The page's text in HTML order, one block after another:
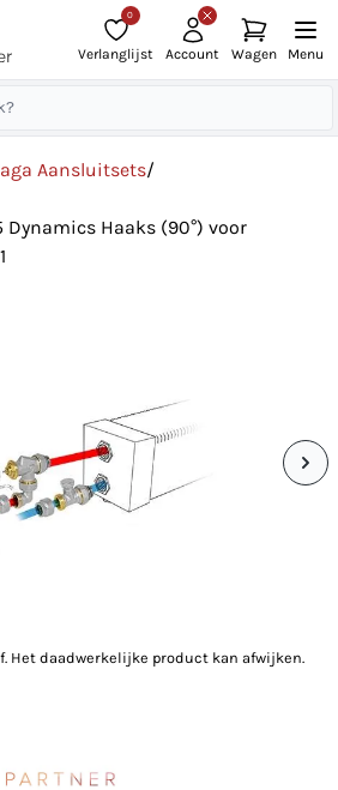
0
Verlanglijst Account Wagen Menu
Aansluitsets/
Haaks (90°) voor
Het daadwerkelijke product kan afwijken.